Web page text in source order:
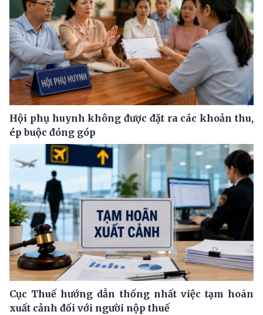
Hội phụ huynh không được đặt ra các khoản thu,
ép buộc đóng góp
Cục Thuế hướng dẫn thống nhất việc tạm hoãn
xuất cảnh đối với người nộp thuế